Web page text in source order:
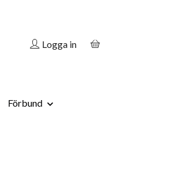
Logga in
Förbund